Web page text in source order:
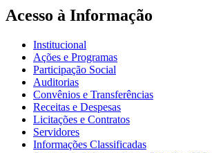
Acesso à Informação
Institucional
Ações e Programas
Participação Social
Auditorias
Convênios e Transferências
Receitas e Despesas
Licitações e Contratos
Servidores
Informações Classificadas